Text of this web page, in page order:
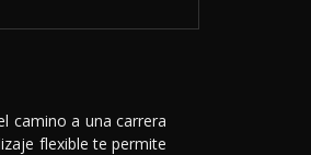
camino a una carrera
flexible te permite